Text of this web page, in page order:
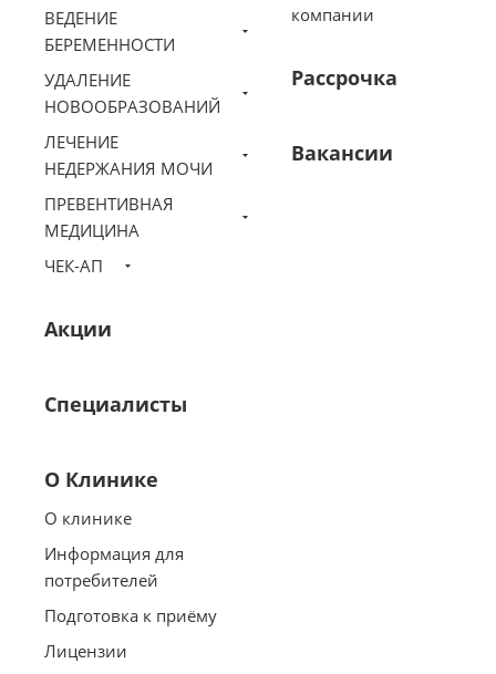
ВЕДЕНИЕ
БЕРЕМЕННОСТИ
УДАЛЕНИЕ
НОВООБРАЗОВАНИЙ
ЛЕЧЕНИЕ
НЕДЕРЖАНИЯ МОЧИ
ПРЕВЕНТИВНАЯ
МЕДИЦИНА
ЧЕК-АП
Акции
Специалисты
О Клинике
О клинике
Информация для
потребителей
Подготовка к приёму
Лицензии
компании
Рассрочка
Вакансии